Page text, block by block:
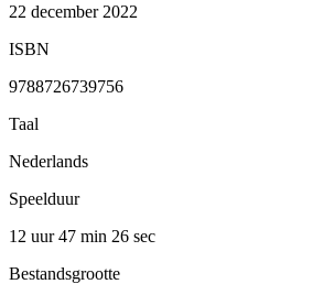
22 december 2022
ISBN
9788726739756
Taal
Nederlands
Speelduur
12 uur 47 min 26 sec
Bestandsgrootte